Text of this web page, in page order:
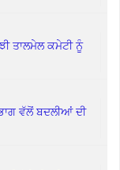
ਤਾਲਮੇਲ ਕਮੇਟੀ ਨੂੰ
ਵੱਲੋਂ ਬਦਲੀਆਂ ਦੀ